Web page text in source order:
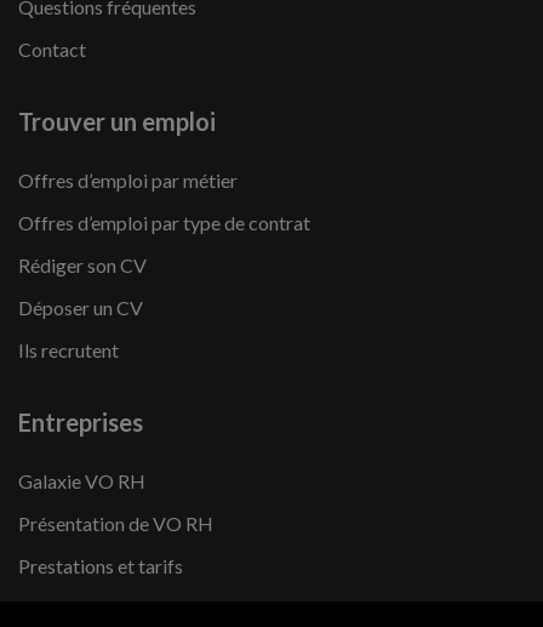
Questions fréquentes
Contact
Trouver un emploi
Offres d’emploi par métier
Offres d’emploi par type de contrat
Rédiger son CV
Déposer un CV
Ils recrutent
Entreprises
Galaxie VO RH
Présentation de VO RH
Prestations et tarifs